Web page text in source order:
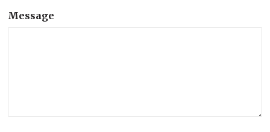
Message